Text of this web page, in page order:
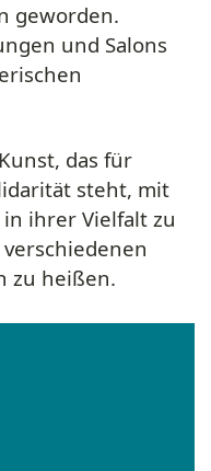
geworden.
und Salons
das für
steht, mit
ihrer Vielfalt zu
zu heißen.